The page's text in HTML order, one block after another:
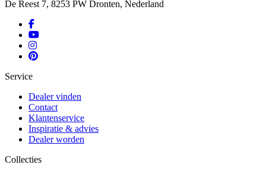
De Reest 7, 8253 PW Dronten, Nederland
Service
Dealer vinden
Contact
Klantenservice
Inspiratie & advies
Dealer worden
Collecties